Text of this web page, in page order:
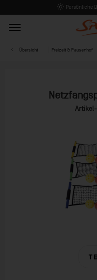
Persönliche
Übersicht Freizeit & Pausenhof